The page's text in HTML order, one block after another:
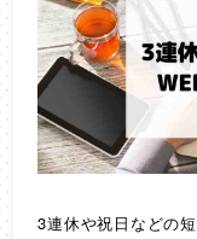
3連休や祝日などの